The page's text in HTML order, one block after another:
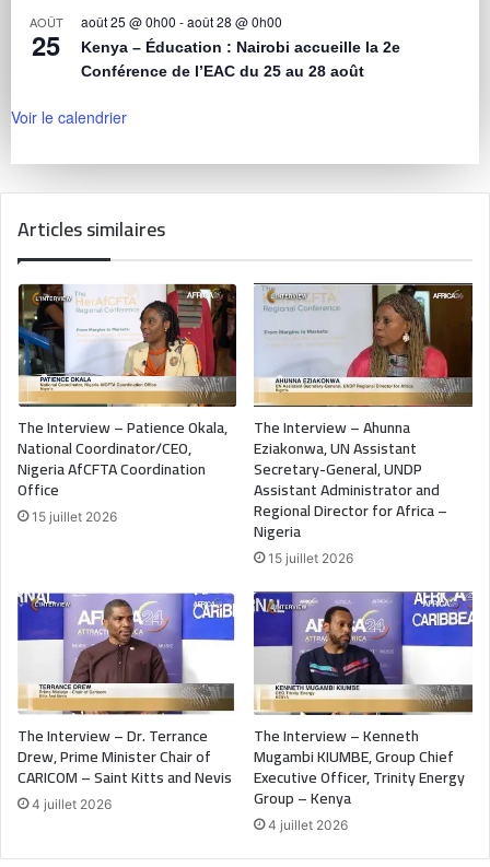
AOÛT
25
août 25 @ 0h00 -août 28 @ 0h00
Kenya – Éducation : Nairobi accueille la 2e
Conférence de l’EAC du 25 au 28 août
Voir le calendrier
Articles similaires
The Interview – Patience Okala,
National Coordinator/CEO,
Nigeria AfCFTA Coordination
Office
15 juillet 2026
The Interview – Ahunna
Eziakonwa, UN Assistant
Secretary-General, UNDP
Assistant Administrator and
Regional Director for Africa –
Nigeria
15 juillet 2026
The Interview – Dr. Terrance
Drew, Prime Minister Chair of
CARICOM – Saint Kitts and Nevis
4 juillet 2026
The Interview – Kenneth
Mugambi KIUMBE, Group Chief
Executive Officer, Trinity Energy
Group – Kenya
4 juillet 2026